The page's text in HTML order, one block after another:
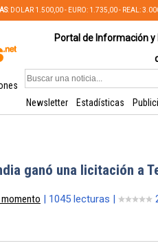
: DOLAR 1.500,00 - EURO: 1.735,00 - REAL:
Portal de Información
Newsletter
Estadísticas
ganó una licitación a
| 1045 lecturas |